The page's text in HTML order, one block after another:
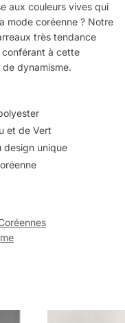
aux couleurs vives qui
mode coréenne ? Notre
très tendance
conférant à cette
dynamisme.
et de Vert
design unique